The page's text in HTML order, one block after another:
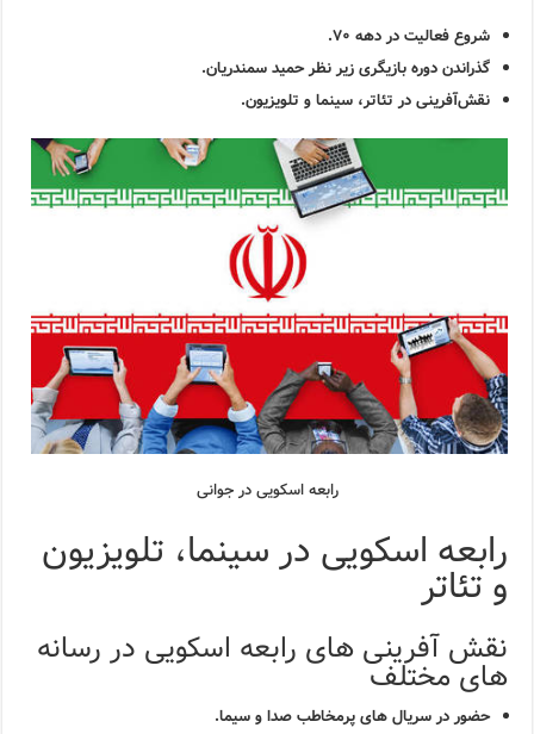
شروع فعالیت در دهه ۷۰.
گذراندن دوره بازیگری زیر نظر حمید سمندریان.
نقش‌آفرینی در تئاتر، سینما و تلویزیون.
رابعه اسکویی در جوانی
رابعه اسکویی در سینما، تلویزیون
و تئاتر
نقش آفرینی های رابعه اسکویی در رسانه
های مختلف
حضور در سریال های پرمخاطب صدا و سیما.